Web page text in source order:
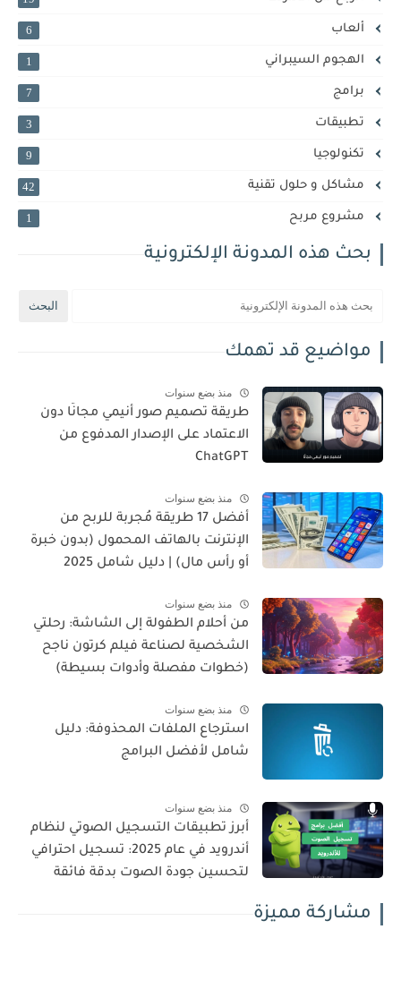
ألعاب
الهجوم السيبراني
برامج
تطبيقات
تكنولوجيا
مشاكل و حلول تقنية
مشروع مربح
بحث هذه المدونة الإلكترونية
مواضيع قد تهمك
منذ بضع سنوات
طريقة تصميم صور أنيمي مجانًا دون
الاعتماد على الإصدار المدفوع من
ChatGPT
منذ بضع سنوات
أفضل 17 طريقة مُجربة للربح من
الإنترنت بالهاتف المحمول (بدون خبرة
أو رأس مال) | دليل شامل 2025
منذ بضع سنوات
من أحلام الطفولة إلى الشاشة: رحلتي
الشخصية لصناعة فيلم كرتون ناجح
(خطوات مفصلة وأدوات بسيطة)
منذ بضع سنوات
استرجاع الملفات المحذوفة: دليل
شامل لأفضل البرامج
منذ بضع سنوات
أبرز تطبيقات التسجيل الصوتي لنظام
أندرويد في عام 2025: تسجيل احترافي
لتحسين جودة الصوت بدقة فائقة
مشاركة مميزة